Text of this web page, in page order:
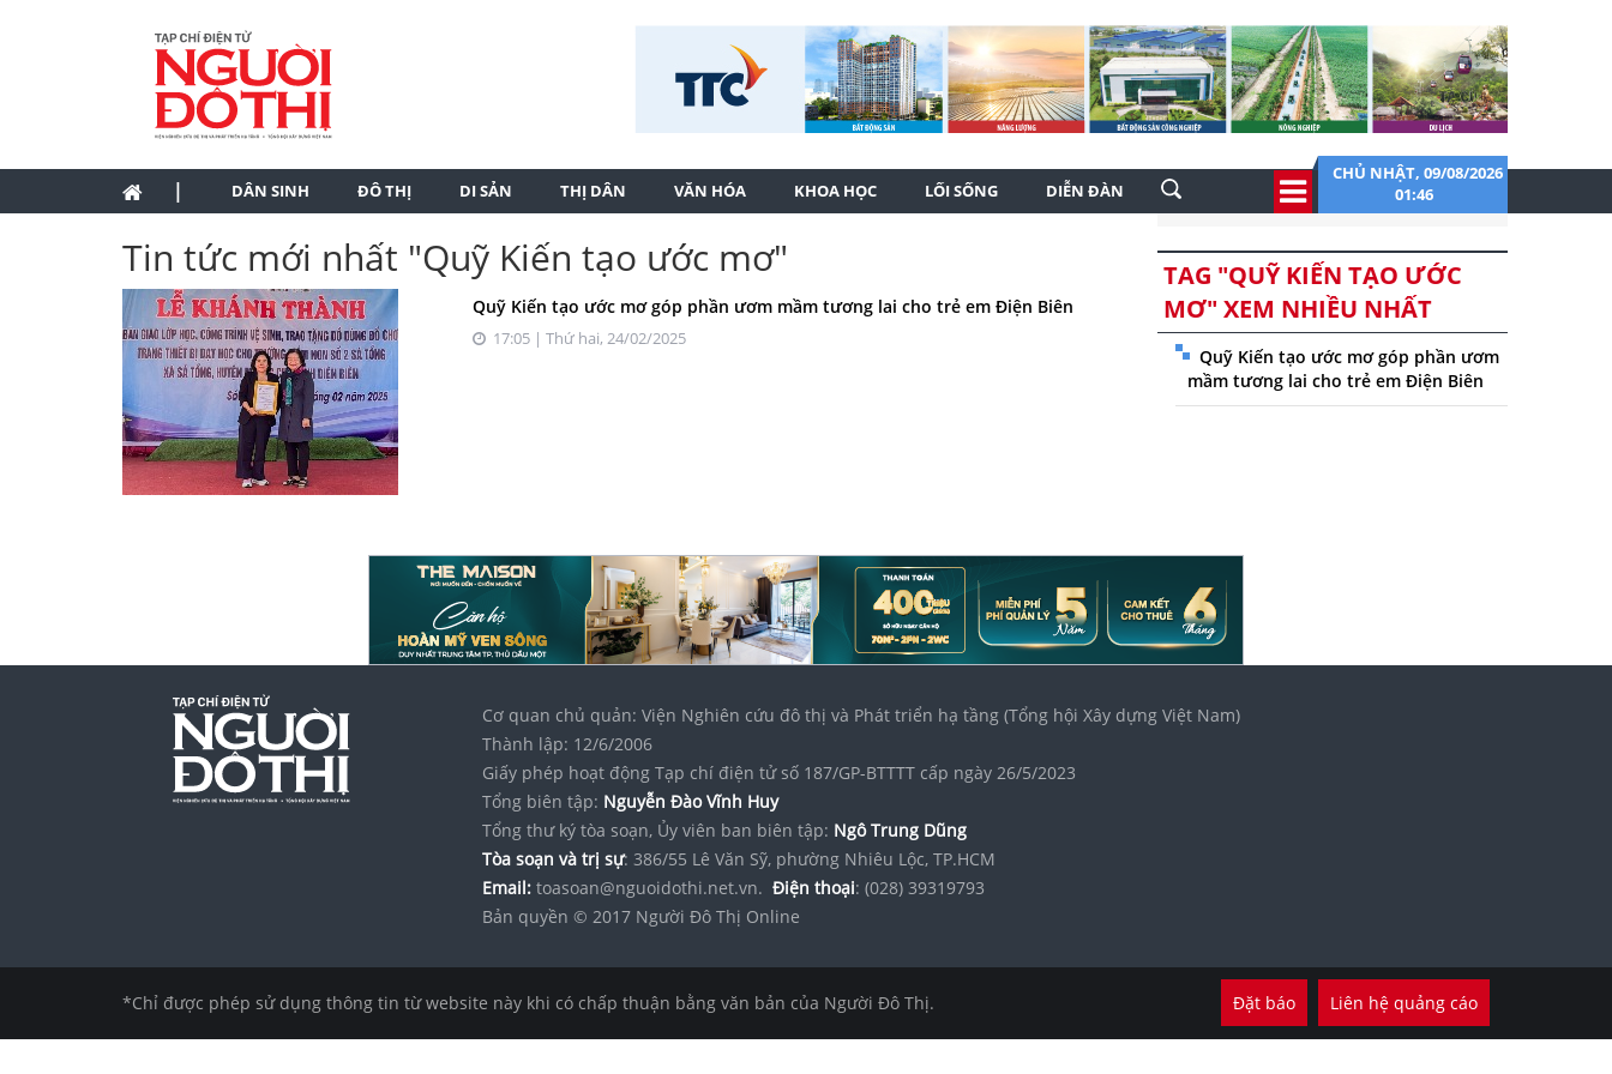
| DÂN SINH ĐÔ THỊ DI SẢN THỊ DÂN VĂN HÓA KHOA HỌC LỐI SỐNG DIỄN ĐÀN
CHỦ NHẬT, 09/08/2026
01:46
Tin tức mới nhất "Quỹ Kiến tạo ước mơ"
Quỹ Kiến tạo ước mơ góp phần ươm mầm tương lai cho trẻ em Điện Biên
17:05 | Thứ hai, 24/02/2025
TAG "QUỸ KIẾN TẠO ƯỚC
MƠ" XEM NHIỀU NHẤT
Quỹ Kiến tạo ước mơ góp phần ươm
mầm tương lai cho trẻ em Điện Biên
Cơ quan chủ quản: Viện Nghiên cứu đô thị và Phát triển hạ tầng (Tổng hội Xây dựng Việt Nam)
Thành lập: 12/6/2006
Giấy phép hoạt động Tạp chí điện tử số 187/GP-BTTTT cấp ngày 26/5/2023
Tổng biên tập: Nguyễn Đào Vĩnh Huy
Tổng thư ký tòa soạn, Ủy viên ban biên tập: Ngô Trung Dũng
Tòa soạn và trị sự: 386/55 Lê Văn Sỹ, phường Nhiêu Lộc, TP.HCM
Email: toasoan@nguoidothi.net.vn. Điện thoại: (028) 39319793
Bản quyền © 2017 Người Đô Thị Online
*Chỉ được phép sử dụng thông tin từ website này khi có chấp thuận bằng văn bản của Người Đô Thị. Đặt báo Liên hệ quảng cáo